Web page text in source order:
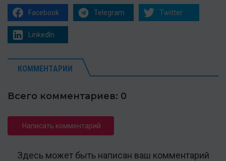
Facebook Telegram Twitter
LinkedIn
КОММЕНТАРИИ
Всего комментариев: 0
Написать комментарий
Здесь может быть написан ваш комментарий